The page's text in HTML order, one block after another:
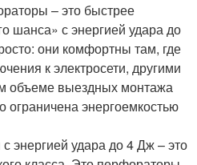
– это быстрее
шанса» с энергией удара до
они комфортны там, где
к электросети, другими
объеме выездных монтажа
ограничена энергоемкостью
энергией удара до 4 Дж – это